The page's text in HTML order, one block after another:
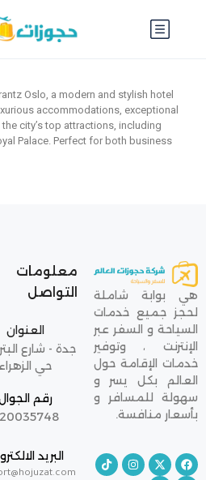
Oslo, a modern and stylish hotel
accommodations, exceptional
city’s top attractions, including
Palace. Perfect for both business
هي بوابة شاملة
لحجز جميع خدمات
السياحة و السفر عبر
الإنترنت ، وتوفير
خدمات الإقامة حول
العالم بكل يسر و
سهولة للمسافر و
بأسعار منافسة.
معلومات
التواصل
العنوان
جدة - شارع
حي الزهراء
رقم
البريد